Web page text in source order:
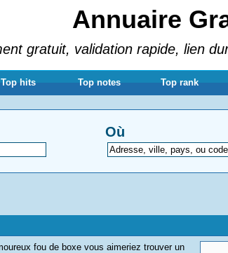
Annuaire
gratuit, validation rapide, lien
Top hits Top notes Top rank
Où
fou de boxe vous aimeriez trouver un